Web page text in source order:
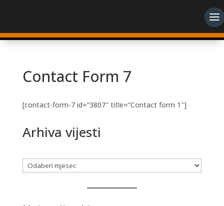
Contact Form 7
[contact-form-7 id=”3807″ title=”Contact form 1″]
Arhiva vijesti
Arhiva